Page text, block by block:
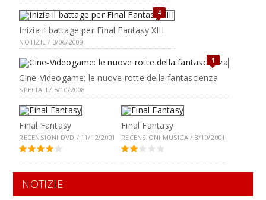
4
Inizia il battage per Final Fantasy XIII
NOTIZIE / 3/06/2009
1
Cine-Videogame: le nuove rotte della fantascienza
SPECIALI / 5/10/2008
Final Fantasy
RECENSIONI DVD / 11/12/2001
Final Fantasy
RECENSIONI MUSICA / 3/10/2001
NOTIZIE